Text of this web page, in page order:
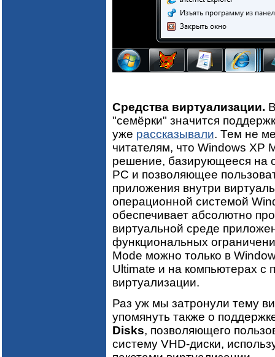
Средства виртуализации.
"семёрки" значится
уже рассказывали. Тем не
читателям, что Windows XP
решение, базирующееся на
PC и позволяющее
приложения внутри
операционной системой
обеспечивает абсолютно
виртуальной среде
функциональных
Mode можно только в
Ultimate и на компьютерах с
виртуализации.
Раз уж мы затронули тему
упомянуть также о
Disks, позволяющего
систему VHD-диски,